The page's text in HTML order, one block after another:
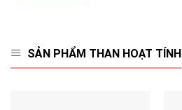
SẢN PHẨM THAN HOẠT TÍNH